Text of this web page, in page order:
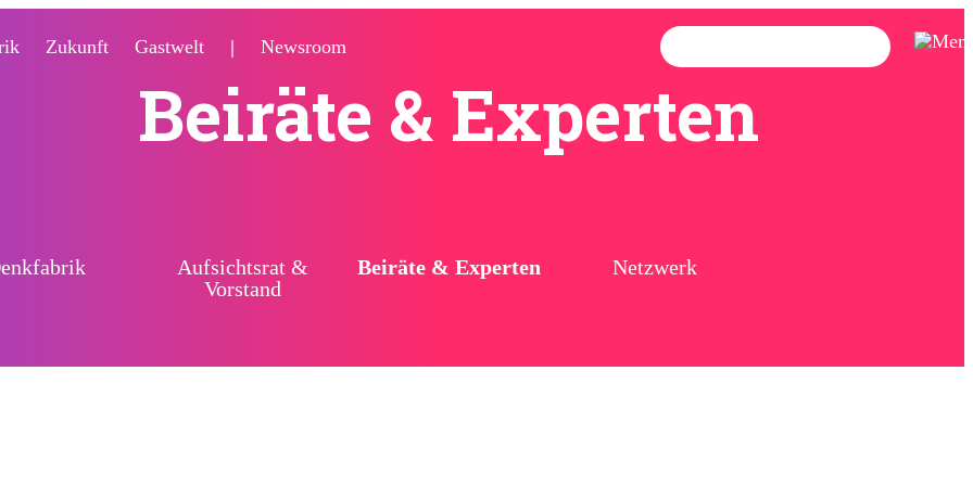
Zukunft Gastwelt | Newsroom
Beiräte & Experten
Aufsichtsrat &
Vorstand
Beiräte & Experten Netzwerk